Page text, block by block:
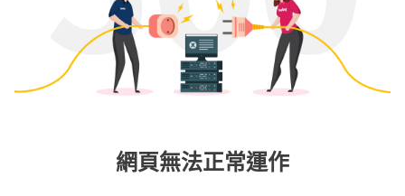
網頁無法正常運作